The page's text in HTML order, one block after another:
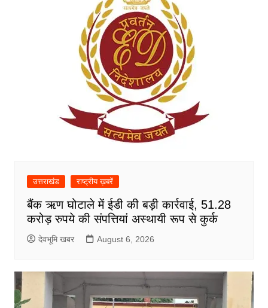
उत्तराखंड राष्ट्रीय ख़बरें
बैंक ऋण घोटाले में ईडी की बड़ी कार्रवाई, 51.28
करोड़ रुपये की संपत्तियां अस्थायी रूप से कुर्क
देवभूमि खबर August 6, 2026